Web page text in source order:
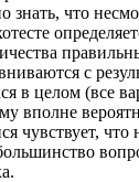
знать, что
с
в целом (все
вполне
чувствует, что